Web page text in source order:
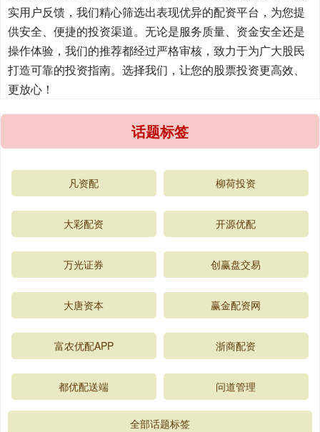
实用户反馈，我们精心筛选出表现优异的配资平台，为您提
供安全、便捷的投资渠道。无论是服务质量、资金安全还是
操作体验，我们的推荐都经过严格审核，致力于为广大股民
打造可靠的投资指南。选择我们，让您的股票投资更高效、
更放心！
话题标签
凡资配 柳荷投资
大彩配资 开源优配
万光证券 创赢盘交易
大唐资本 赢金配资网
富农优配APP 浙商配资
都优配送端 问道管理
全部话题标签